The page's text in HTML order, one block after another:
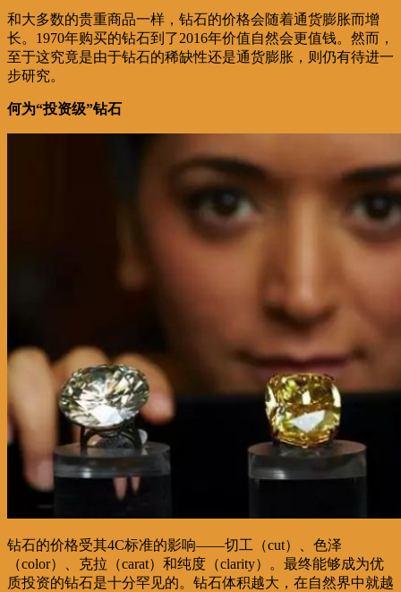
和大多数的贵重商品一样，钻石的价格会随着通货膨胀而增
长。1970年购买的钻石到了2016年价值自然会更值钱。然而，
至于这究竟是由于钻石的稀缺性还是通货膨胀，则仍有待进一
步研究。
何为“投资级”钻石
钻石的价格受其4C标准的影响——切工（cut）、色泽
（color）、克拉（carat）和纯度（clarity）。最终能够成为优
质投资的钻石是十分罕见的。钻石体积越大，在自然界中就越